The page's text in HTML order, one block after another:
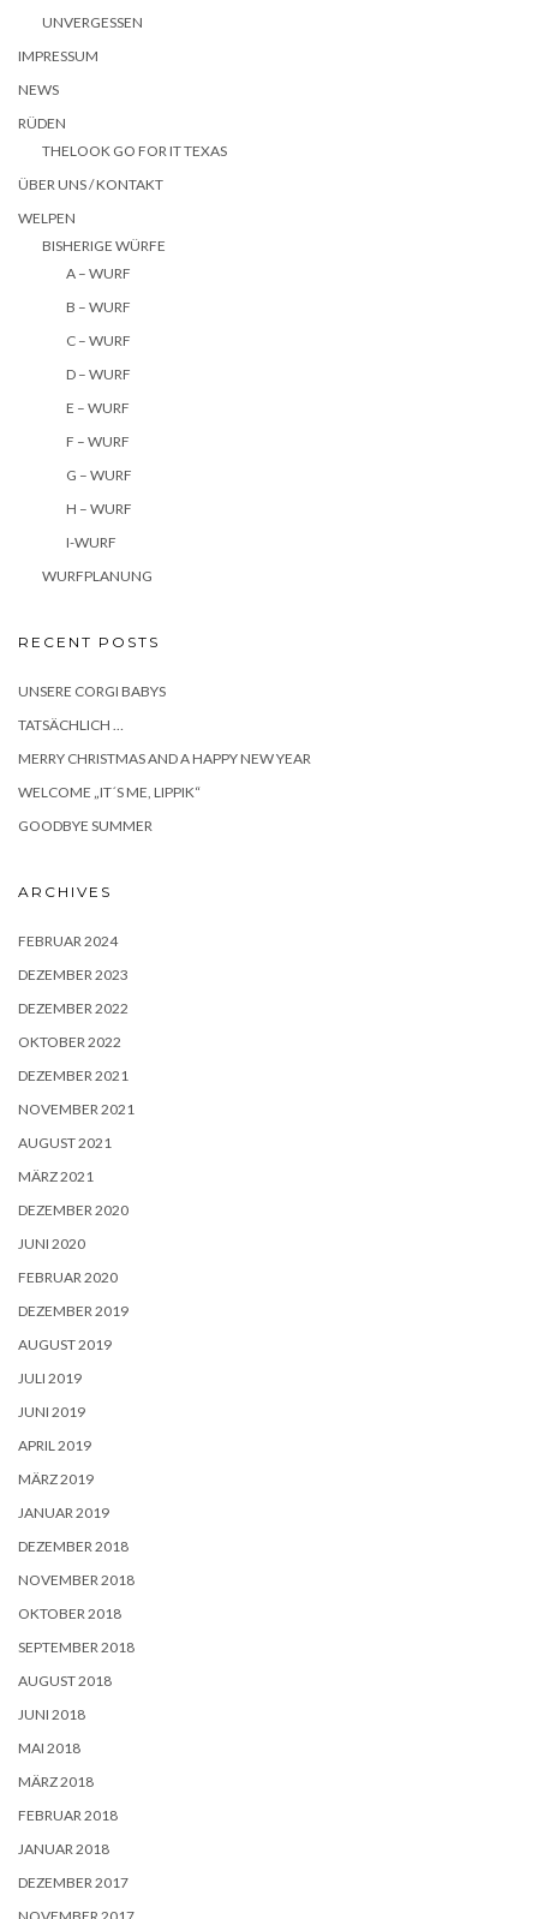
UNVERGESSEN
IMPRESSUM
NEWS
RÜDEN
THELOOK GO FOR IT TEXAS
ÜBER UNS / KONTAKT
WELPEN
BISHERIGE WÜRFE
A – WURF
B – WURF
C – WURF
D – WURF
E – WURF
F – WURF
G – WURF
H – WURF
I-WURF
WURFPLANUNG
RECENT POSTS
UNSERE CORGI BABYS
TATSÄCHLICH …
MERRY CHRISTMAS AND A HAPPY NEW YEAR
WELCOME „IT´S ME, LIPPIK“
GOODBYE SUMMER
ARCHIVES
FEBRUAR 2024
DEZEMBER 2023
DEZEMBER 2022
OKTOBER 2022
DEZEMBER 2021
NOVEMBER 2021
AUGUST 2021
MÄRZ 2021
DEZEMBER 2020
JUNI 2020
FEBRUAR 2020
DEZEMBER 2019
AUGUST 2019
JULI 2019
JUNI 2019
APRIL 2019
MÄRZ 2019
JANUAR 2019
DEZEMBER 2018
NOVEMBER 2018
OKTOBER 2018
SEPTEMBER 2018
AUGUST 2018
JUNI 2018
MAI 2018
MÄRZ 2018
FEBRUAR 2018
JANUAR 2018
DEZEMBER 2017